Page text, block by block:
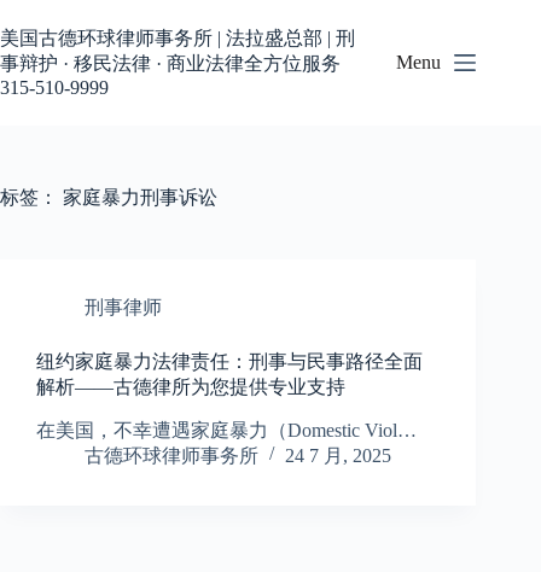
过
内
容
美国古德环球律师事务所 | 法拉盛总部 | 刑
事辩护 · 移民法律 · 商业法律全方位服务
315-510-9999
Menu
标签： 家庭暴力刑事诉讼
刑事律师
纽约家庭暴力法律责任：刑事与民事路径全面
解析——古德律所为您提供专业支持
在美国，不幸遭遇家庭暴力（Domestic Viol…
古德环球律师事务所
24 7 月, 2025